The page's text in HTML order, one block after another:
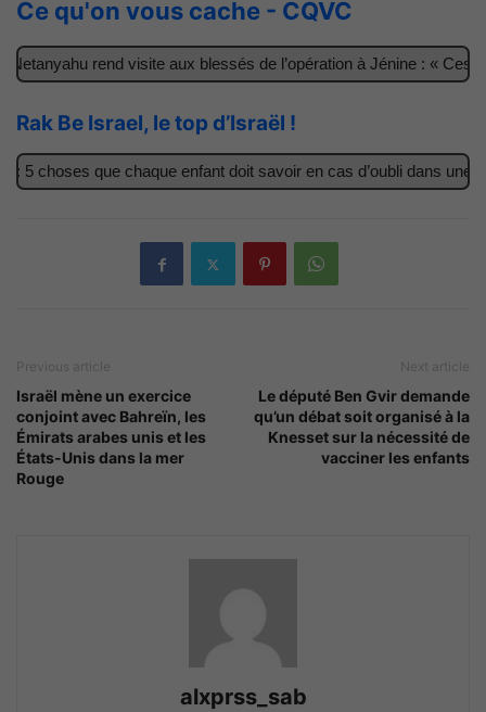
Ce qu'on vous cache - CQVC
rend visite aux blessés de l’opération à Jénine : « Ces
Rak Be Israel, le top d’Israël !
choses que chaque enfant doit savoir en cas d’oubli dans une
Previous article
Israël mène un exercice
conjoint avec Bahreïn, les
Émirats arabes unis et les
États-Unis dans la mer
Rouge
Next article
Le député Ben Gvir demande
qu’un débat soit organisé à la
Knesset sur la nécessité de
vacciner les enfants
alxprss_sab